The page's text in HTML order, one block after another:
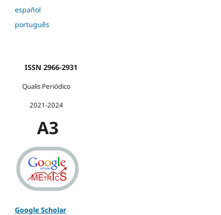
español
português
ISSN 2966-2931
Qualis Periódico
2021-2024
A3
Google Scholar